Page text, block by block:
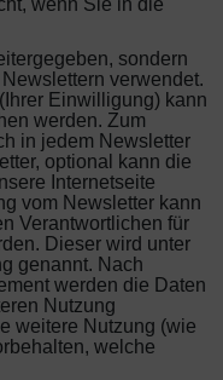
wenn Sie in die
sondern
verwendet.
Einwilligung) kann
werden. Zum
in jedem Newsletter
optional kann die
Internetseite
vom Newsletter kann
Verantwortlichen für
Dieser wird unter
genannt. Nach
werden die Daten
Nutzung
weitere Nutzung (wie
welche